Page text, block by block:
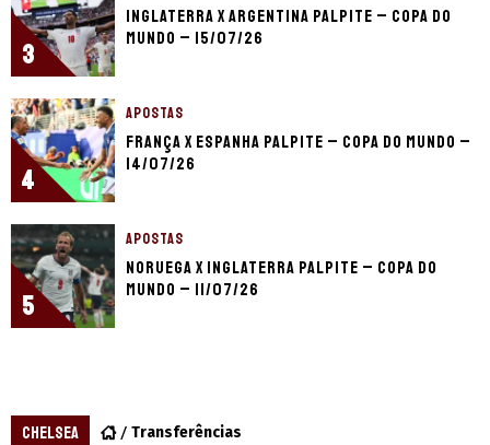
3
Inglaterra x Argentina palpite – Copa do
Mundo – 15/07/26
4
APOSTAS
França x Espanha palpite – Copa do Mundo –
14/07/26
5
APOSTAS
Noruega x Inglaterra palpite – Copa do
Mundo – 11/07/26
CHELSEA Transferências